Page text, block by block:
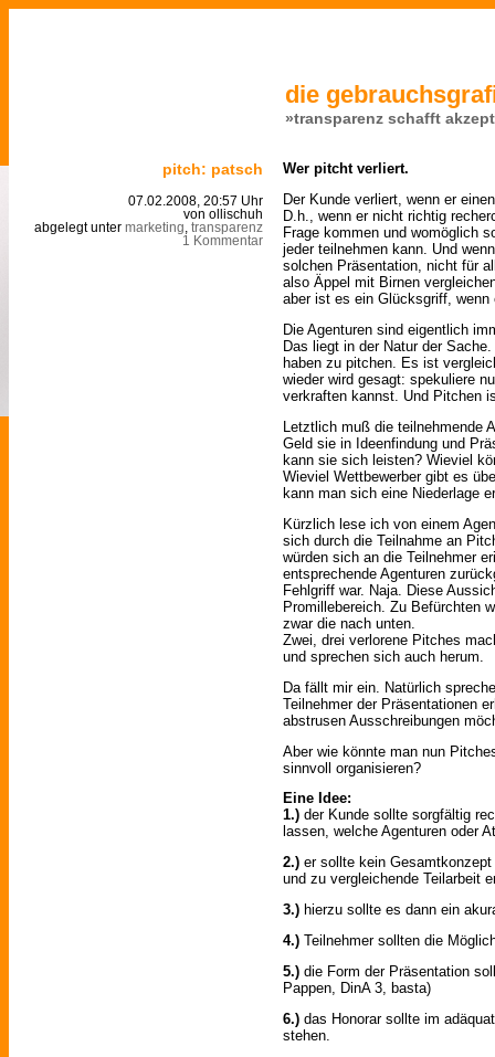
die
»transparenz schafft
pitch: patsch
07.02.2008, 20:57 Uhr
von ollischuh
abgelegt unter marketing transparenz
1 Kommentar
Wer pitcht verliert.
Der Kunde verliert, wenn er
D.h., wenn er nicht richtig
Frage kommen und womöglich
jeder teilnehmen kann. Und
solchen Präsentation, nicht für
also Äppel mit Birnen
aber ist es ein Glücksgriff, wenn
Die Agenturen sind eigentlich
Das liegt in der Natur der
haben zu pitchen. Es ist
wieder wird gesagt: spekuliere
verkraften kannst. Und Pitchen
Letztlich muß die teilnehmende
Geld sie in Ideenfindung und
kann sie sich leisten? Wieviel
Wieviel Wettbewerber gibt es
kann man sich eine Niederlage
Kürzlich lese ich von einem
sich durch die Teilnahme an
würden sich an die Teilnehmer
entsprechende Agenturen
Fehlgriff war. Naja. Diese
Promillebereich. Zu Befürchten
zwar die nach unten.
Zwei, drei verlorene Pitches
und sprechen sich auch herum.
Da fällt mir ein. Natürlich
Teilnehmer der Präsentationen
abstrusen Ausschreibungen
Aber wie könnte man nun
sinnvoll organisieren?
Eine Idee:
1.) der Kunde sollte sorgfältig
lassen, welche Agenturen oder
2.) er sollte kein
und zu vergleichende Teilarbeit
3.) hierzu sollte es dann ein
4.) Teilnehmer sollten die
5.) die Form der Präsentation
Pappen, DinA 3, basta)
6.) das Honorar sollte im
stehen.